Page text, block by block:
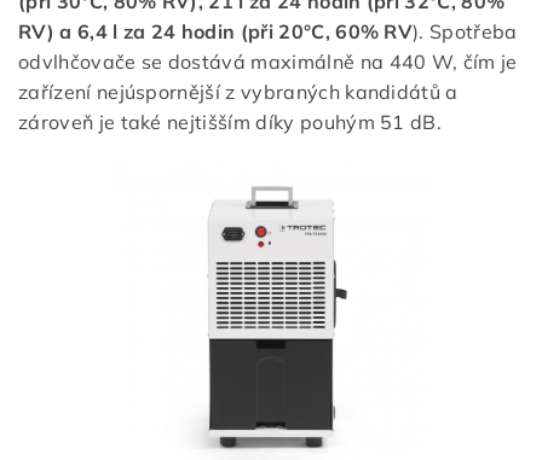
RV) a 6,4 l za 24 hodin (při 20°C, 60% RV). Spotřeba
odvlhčovače se dostává maximálně na 440 W, čím je
zařízení nejúspornější z vybraných kandidátů a
zároveň je také nejtišším díky pouhým 51 dB.